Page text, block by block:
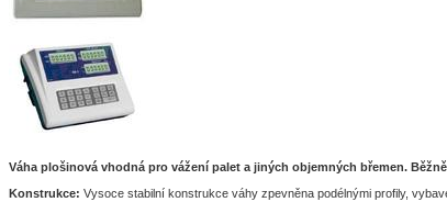
Váha plošinová vhodná pro vážení palet a jiných objemných břemen.
Konstrukce: Vysoce stabilní konstrukce váhy zpevněna podélnými profily,